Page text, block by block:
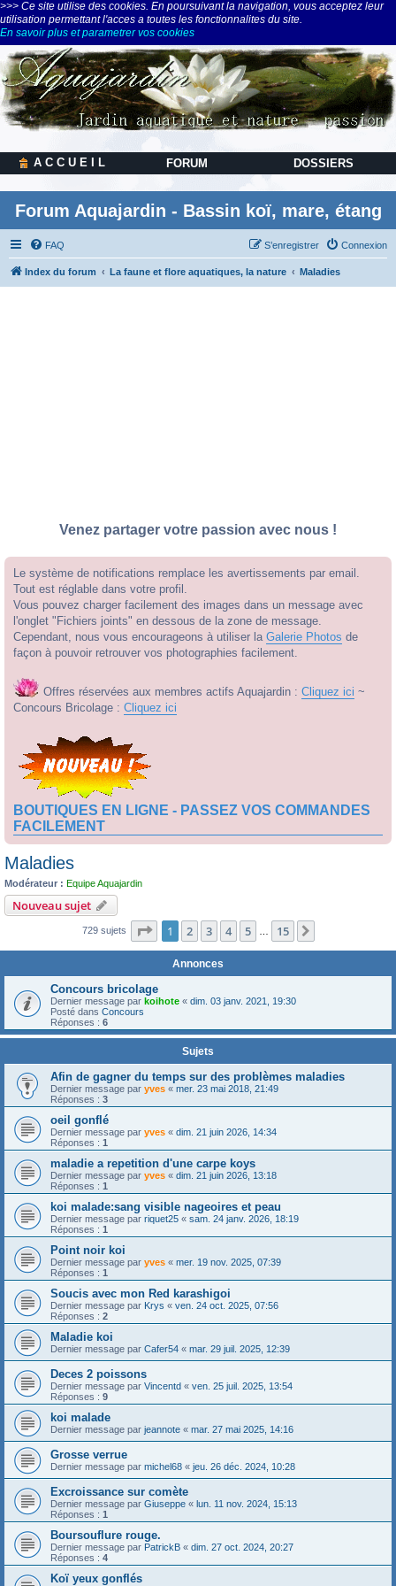
>>> Ce site utilise des cookies. En poursuivant la navigation, vous acceptez leur
utilisation permettant l'acces a toutes les fonctionnalites du site.
En savoir plus et parametrer vos cookies
A C C U E I L FORUM DOSSIERS
Forum Aquajardin - Bassin koï, mare, étang
FAQ Connexion
S’enregistrer
Index du forum La faune et flore aquatiques, la nature Maladies
Venez partager votre passion avec nous !
Le système de notifications remplace les avertissements par email.
Tout est réglable dans votre profil.
Vous pouvez charger facilement des images dans un message avec
l'onglet "Fichiers joints" en dessous de la zone de message.
Cependant, nous vous encourageons à utiliser la Galerie Photos de
façon à pouvoir retrouver vos photographies facilement.
Offres réservées aux membres actifs Aquajardin : Cliquez ici ~
Concours Bricolage : Cliquez ici
BOUTIQUES EN LIGNE - PASSEZ VOS COMMANDES
FACILEMENT
Maladies
Modérateur : Equipe Aquajardin
Nouveau sujet
729 sujets Page 1sur15
1 2 3 4 5 15
Annonces
Concours bricolage
Dernier message par koihote « dim. 03 janv. 2021, 19:30
Posté dans Concours
Réponses : 6
Sujets
Afin de gagner du temps sur des problèmes maladies
Dernier message par yves « mer. 23 mai 2018, 21:49
Réponses : 3
oeil gonflé
Dernier message par yves « dim. 21 juin 2026, 14:34
Réponses : 1
maladie a repetition d'une carpe koys
Dernier message par yves « dim. 21 juin 2026, 13:18
Réponses : 1
koi malade:sang visible nageoires et peau
Dernier message par riquet25 « sam. 24 janv. 2026, 18:19
Réponses : 1
Point noir koi
Dernier message par yves « mer. 19 nov. 2025, 07:39
Réponses : 1
Soucis avec mon Red karashigoi
Dernier message par Krys « ven. 24 oct. 2025, 07:56
Réponses : 2
Maladie koi
Dernier message par Cafer54 « mar. 29 juil. 2025, 12:39
Deces 2 poissons
Dernier message par Vincentd « ven. 25 juil. 2025, 13:54
Réponses : 9
koi malade
Dernier message par jeannote « mar. 27 mai 2025, 14:16
Grosse verrue
Dernier message par michel68 « jeu. 26 déc. 2024, 10:28
Excroissance sur comète
Dernier message par Giuseppe « lun. 11 nov. 2024, 15:13
Réponses : 1
Boursouflure rouge.
Dernier message par PatrickB « dim. 27 oct. 2024, 20:27
Réponses : 4
Koï yeux gonflés